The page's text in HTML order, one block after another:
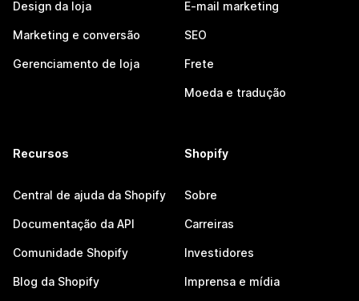
Design da loja
Marketing e conversão
Gerenciamento de loja
E-mail marketing
SEO
Frete
Moeda e tradução
Recursos
Central de ajuda da Shopify
Documentação da API
Comunidade Shopify
Blog da Shopify
Shopify
Sobre
Carreiras
Investidores
Imprensa e mídia